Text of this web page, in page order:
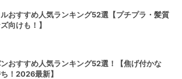
おすすめ人気ランキング52選【プチプラ・髪質
向けも！】
おすすめ人気ランキング52選！【焦げ付かな
！2026最新】